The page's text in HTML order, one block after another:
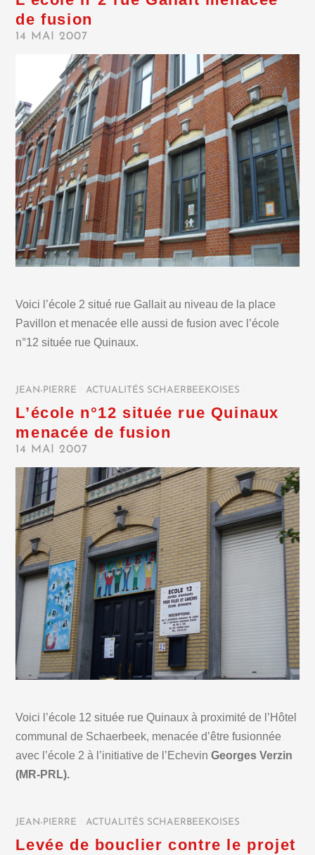
de fusion
14 MAI 2007
Voici l’école 2 situé rue Gallait au niveau de la place
Pavillon et menacée elle aussi de fusion avec l’école
n°12 située rue Quinaux.
JEAN-PIERRE ACTUALITÉS SCHAERBEEKOISES
L’école n°12 située rue Quinaux
menacée de fusion
14 MAI 2007
Voici l’école 12 située rue Quinaux à proximité de l’Hôtel
communal de Schaerbeek, menacée d’être fusionnée
avec l’école 2 à l’initiative de l’EchevinGeorges Verzin
(MR-PRL).
JEAN-PIERRE ACTUALITÉS SCHAERBEEKOISES
Levée de bouclier contre le projet